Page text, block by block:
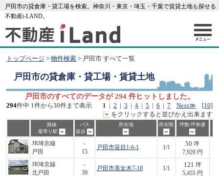
戸田市の貸倉庫・貸工場を検索。神奈川・東京・埼玉・千葉で賃貸土地も探せる
不動産i-LAND。
トップページ > 物件検索> 戸田市 すべて一覧
戸田市の貸倉庫・貸工場・賃貸土地
戸田市のすべてのデータが 294 件ヒットしました。
1 |2 |3 |4 |5 |6 |7 Next≫ [10]
294件中 1件から30件まで表示
をクリックすると並びかえ出来ます
路線
最寄り駅
バス
徒歩
所在地 所在階 坪数/坪単価
JR埼京線
戸田
-
15
戸田市笹目1-6-1 1/1
50 坪
7,920 円
JR埼京線
北戸田
-
39
戸田市美女木7-18 1/1
121 坪
5,455 円